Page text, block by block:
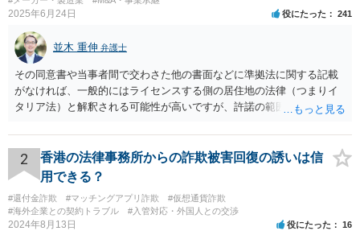
2025年6月24日 役にたった 241
並木 重伸 弁護士
その同意書や当事者間で交わさた他の書面などに準拠法に関する記載
がなければ、一般的にはライセンスする側の居住地の法律（つまりイ
タリア法）と解釈される可能性が高いですが、許諾の範囲が日本国内
あります。 なお、仮に日本法になるとしても、新しい会社との間で契
約が有効かどうかは、ライセンスされた権利の種類（著作権、商標
権、特許権など）や契約の時期などを見て判断する必要があります。
いずれにせよ具体的事情が分からないと確定的な回答は難しいと思わ
れますので、弁護士に直接相談されることをお勧めします。
2
香港の法律事務所からの詐欺被害回復の誘いは信
用できる？
#還付金詐欺 #マッチングアプリ詐欺
#仮想通貨詐欺
#海外企業との契約トラブル
#入管対応・外国人との交渉
2024年8月13日 役にたった 16